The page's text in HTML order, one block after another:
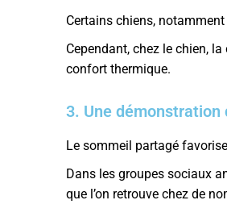
Certains chiens,
Cependant, chez le chien,
confort thermique.
3. Une
Le sommeil partagé
Dans les groupes sociaux
que l’on retrouve chez de